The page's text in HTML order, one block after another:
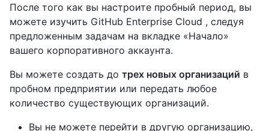
После того как вы настроите пробный период, вы
можете изучить GitHub Enterprise Cloud , следуя
предложенным задачам на вкладке «Начало»
вашего корпоративного аккаунта.
Вы можете создать до трех новых организаций в
пробном предприятии или передать любое
количество существующих организаций.
Вы не можете перейти в другую организацию,